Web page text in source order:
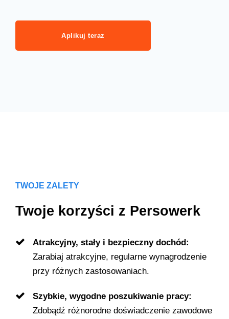
Aplikuj teraz
TWOJE ZALETY
Twoje korzyści z Persowerk
Atrakcyjny, stały i bezpieczny dochód:
Zarabiaj atrakcyjne, regularne wynagrodzenie
przy różnych zastosowaniach.
Szybkie, wygodne poszukiwanie pracy:
Zdobądź różnorodne doświadczenie zawodowe